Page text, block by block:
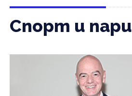
Спорт и пари